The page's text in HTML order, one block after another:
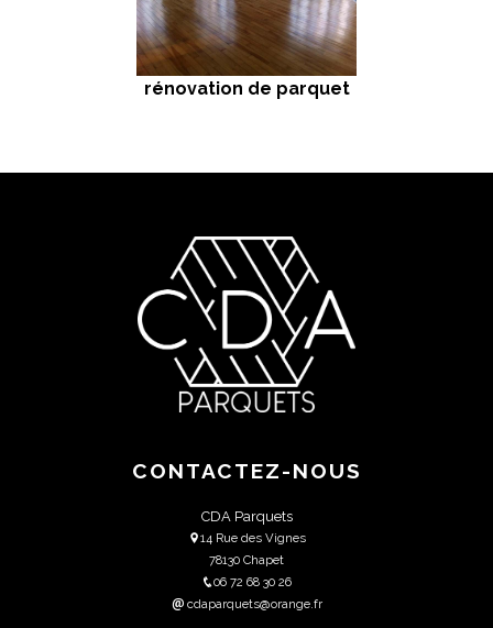
rénovation de parquet
CONTACTEZ-NOUS
CDA Parquets
14 Rue des Vignes
78130 Chapet
06 72 68 30 26
cdaparquets@orange.fr